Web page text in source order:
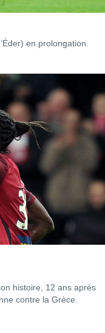
en prolongation.
histoire, 12 ans après
contre la Grèce.